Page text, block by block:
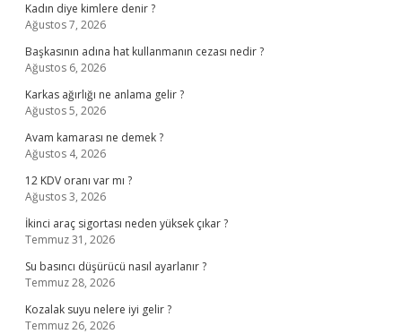
Kadın diye kimlere denir ?
Ağustos 7, 2026
Başkasının adına hat kullanmanın cezası nedir ?
Ağustos 6, 2026
Karkas ağırlığı ne anlama gelir ?
Ağustos 5, 2026
Avam kamarası ne demek ?
Ağustos 4, 2026
12 KDV oranı var mı ?
Ağustos 3, 2026
İkinci araç sigortası neden yüksek çıkar ?
Temmuz 31, 2026
Su basıncı düşürücü nasıl ayarlanır ?
Temmuz 28, 2026
Kozalak suyu nelere iyi gelir ?
Temmuz 26, 2026